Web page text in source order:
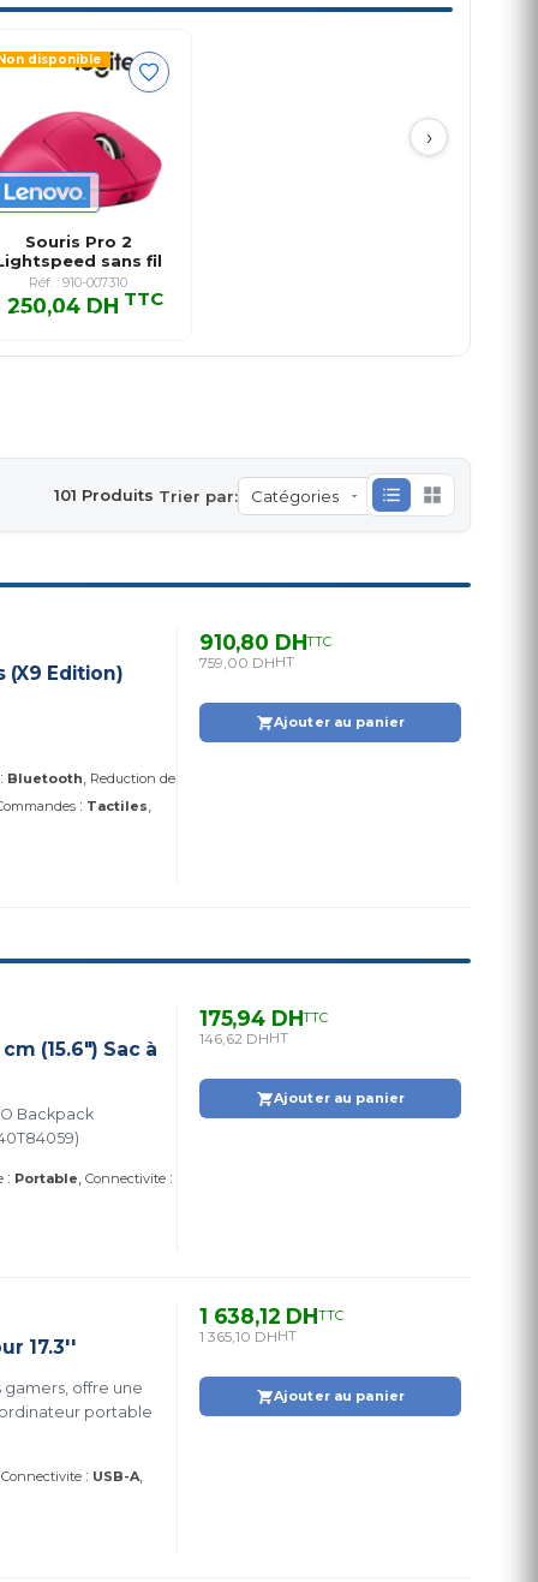
›
disponible
Souris Pro 2
sans fil
Rose
Réf. : 910-007310
250,04 DH TTC
1 250,04 DH TTC
Trier par:
101 Produits
(X9 Edition)
Bluetooth Reduction de
: Tactiles
910,80 DHTTC
759,00 DHHT
Ajouter au panier
(15.6") Sac à
Backpack
1 453 gDimensions: 315 x 50 x 480 mm (4X40T84059)
: Portable Connectivite :
175,94 DHTTC
146,62 DHHT
Ajouter au panier
17.3''
offre une
portable
Connectivite : USB-A
1 638,12 DHTTC
1 365,10 DHHT
Ajouter au panier